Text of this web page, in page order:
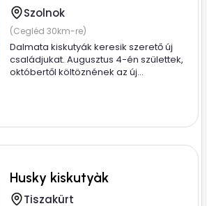
Szolnok
(Cegléd 30km-re)
Dalmata kiskutyák keresik szerető új
családjukat. Augusztus 4-én születtek,
októbertől költöznének az új...
Husky kiskutyàk
Tiszakürt